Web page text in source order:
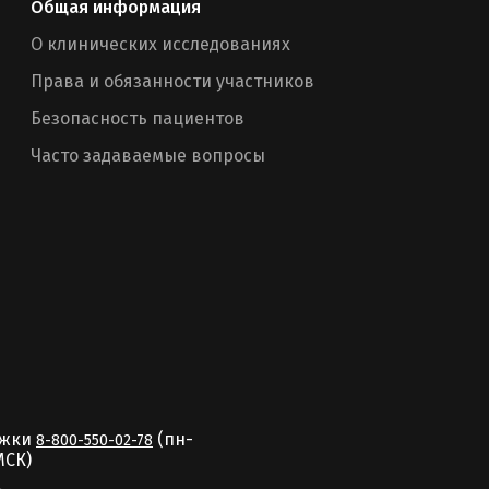
Общая информация
О клинических исследованиях
Права и обязанности участников
Безопасность пациентов
Часто задаваемые вопросы
8-800-550-02-78 (пн-